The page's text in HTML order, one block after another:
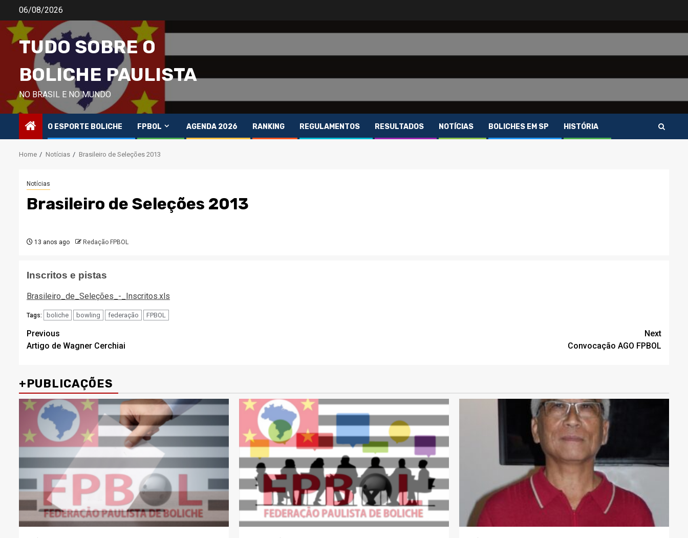
content
06/08/2026
TUDO SOBRE O
BOLICHE PAULISTA
NO BRASIL E NO MUNDO
O ESPORTE BOLICHE FPBOL AGENDA 2026 RANKING REGULAMENTOS RESULTADOS NOTÍCIAS BOLICHES EM SP HISTÓRIA
Home Notícias Brasileiro de Seleções 2013
Notícias
Brasileiro de Seleções 2013
13 anos ago Redação FPBOL
Inscritos e pistas
Brasileiro_de_Seleções_-_Inscritos.xls
Tags: boliche bowling federação FPBOL
Post
navigation
Previous
Artigo de Wagner Cerchiai
Next
Convocação AGO FPBOL
+PUBLICAÇÕES